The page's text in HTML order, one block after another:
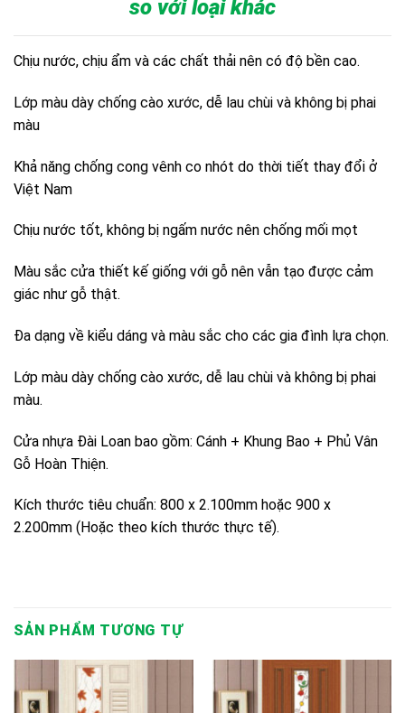
so với loại khác
Chịu nước, chịu ẩm và các chất thải nên có độ bền cao.
Lớp màu dày chống cào xước, dễ lau chùi và không bị phai
màu
Khả năng chống cong vênh co nhót do thời tiết thay đổi ở
Việt Nam
Chịu nước tốt, không bị ngấm nước nên chống mối mọt
Màu sắc cửa thiết kế giống với gỗ nên vẫn tạo được cảm
giác như gỗ thật.
Đa dạng về kiểu dáng và màu sắc cho các gia đình lựa chọn.
Lớp màu dày chống cào xước, dễ lau chùi và không bị phai
màu.
Cửa nhựa Đài Loan bao gồm: Cánh + Khung Bao + Phủ Vân
Gỗ Hoàn Thiện.
Kích thước tiêu chuẩn: 800 x 2.100mm hoặc 900 x
2.200mm (Hoặc theo kích thước thực tế).
SẢN PHẨM TƯƠNG TỰ